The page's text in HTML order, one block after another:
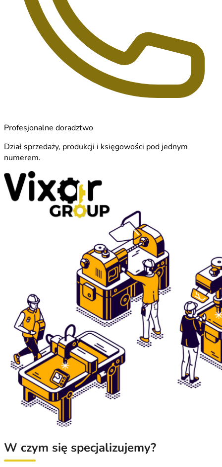
Profesjonalne doradztwo
Dział sprzedaży, produkcji i księgowości pod jednym
numerem.
W czym się specjalizujemy?